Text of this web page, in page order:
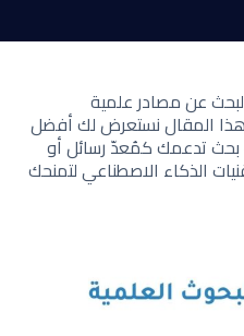
عن مصادر علمية
المقال نستعرض لك أفضل
تدعمك كمُعدّ رسائل أو
الذكاء الاصطناعي لتمنحك